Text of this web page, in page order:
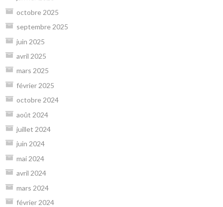
octobre 2025
septembre 2025
juin 2025
avril 2025
mars 2025
février 2025
octobre 2024
août 2024
juillet 2024
juin 2024
mai 2024
avril 2024
mars 2024
février 2024